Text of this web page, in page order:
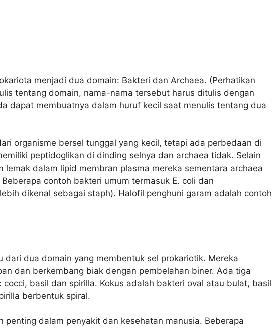
menjadi dua domain: Bakteri dan Archaea. (Perhatikan
tentang domain, nama-nama tersebut harus ditulis dengan
dapat membuatnya dalam huruf kecil saat menulis tentang dua
organisme bersel tunggal yang kecil, tetapi ada perbedaan di
peptidoglikan di dinding selnya dan archaea tidak. Selain
lemak dalam lipid membran plasma mereka sementara archaea
contoh bakteri umum termasuk E. coli dan
dikenal sebagai staph). Halofil penghuni garam adalah contoh
dari dua domain yang membentuk sel prokariotik. Mereka
dan berkembang biak dengan pembelahan biner. Ada tiga
basil dan spirilla. Kokus adalah bakteri oval atau bulat, basil
berbentuk spiral.
penting dalam penyakit dan kesehatan manusia. Beberapa